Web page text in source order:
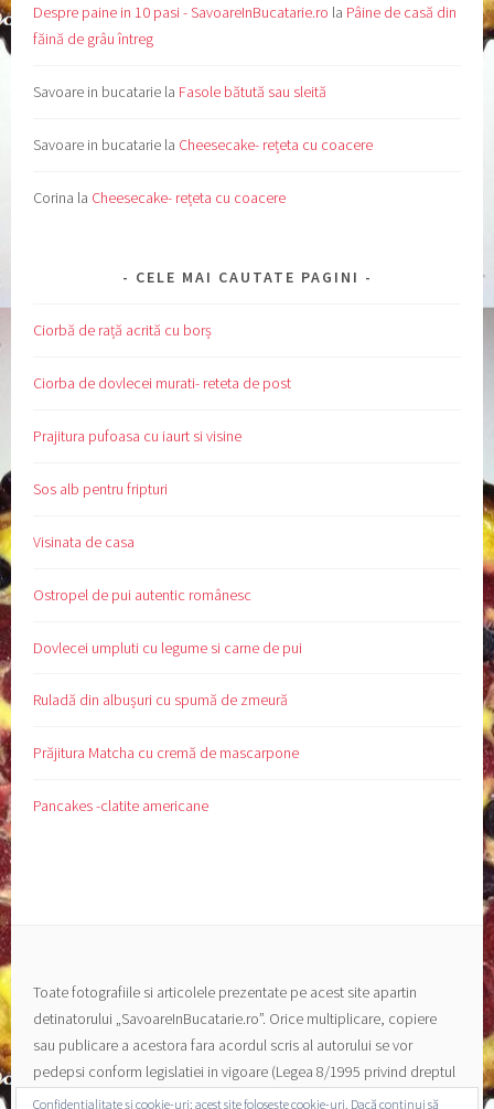
Despre paine in 10 pasi - SavoareInBucatarie.ro la Pâine de casă din
făină de grâu întreg
Savoare in bucatarie la Fasole bătută sau sleită
Savoare in bucatarie la Cheesecake- rețeta cu coacere
Corina la Cheesecake- rețeta cu coacere
CELE MAI CAUTATE PAGINI
Ciorbă de rață acrită cu borș
Ciorba de dovlecei murati- reteta de post
Prajitura pufoasa cu iaurt si visine
Sos alb pentru fripturi
Visinata de casa
Ostropel de pui autentic românesc
Dovlecei umpluti cu legume si carne de pui
Ruladă din albușuri cu spumă de zmeură
Prăjitura Matcha cu cremă de mascarpone
Pancakes -clatite americane
Toate fotografiile si articolele prezentate pe acest site apartin
detinatorului „SavoareInBucatarie.ro”. Orice multiplicare, copiere
sau publicare a acestora fara acordul scris al autorului se vor
pedepsi conform legislatiei in vigoare (Legea 8/1995 privind dreptul
de autor si a drepturilor conexe).
Confidențialitate și cookie-uri: acest site folosește cookie-uri. Dacă continui să